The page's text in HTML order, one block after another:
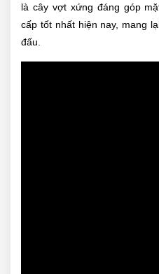
là cây vợt xứng đáng góp
cấp tốt nhất hiện nay, mang
đấu.